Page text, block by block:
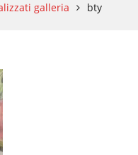
galleria bty